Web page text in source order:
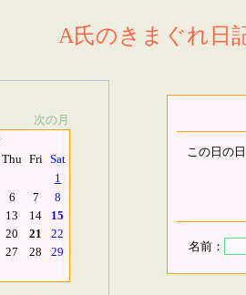
A氏のきまぐれ日
次の月
Thu Fri Sat
1
6 7
8
13 14
15
20 21
22
27 28
29
この日の
名前：